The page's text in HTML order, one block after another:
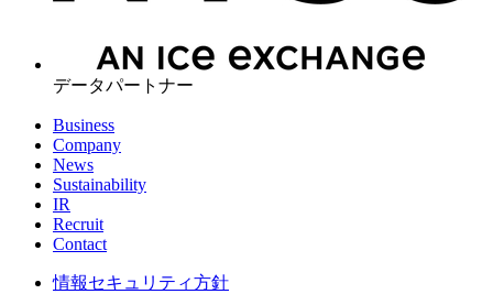
データパートナー
Business
Company
News
Sustainability
IR
Recruit
Contact
情報セキュリティ方針